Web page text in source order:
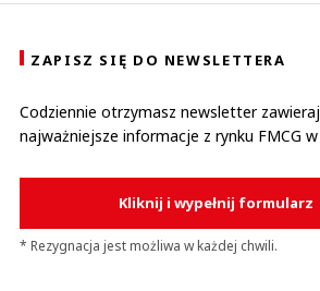
szczególnie pokażcie ile wasze dostępnościowe
Pokażcie lepiej gdzie leżą te puszki śmierdzące po
dziesiątki tysięcy. Jesteście chorzy z tymi waszymi
Powinien się jakiś urząd za was wziąć
Maja
Odpowiedz
0
ZAPISZ SIĘ DO NEWSLETTERA
Codziennie otrzymasz newsletter
najważniejsze informacje z rynku FMCG w
Kliknij i wypełnij formularz
* Rezygnacja jest możliwa w każdej chwili.